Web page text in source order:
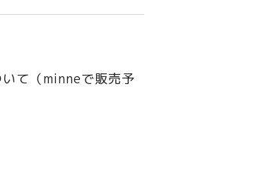
て（minneで販売予